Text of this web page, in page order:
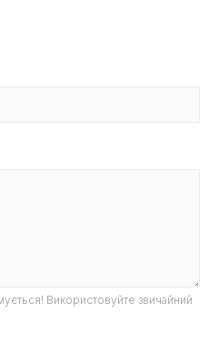
Використовуйте звичайний